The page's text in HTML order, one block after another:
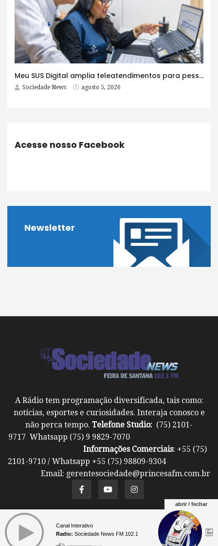
Meu SUS Digital amplia teleatendimentos para pessoas com problemas com jogos e apostas
Sociedade News agosto 5, 2026
Acesse nosso Facebook
Newsletter
A Rádio tem programação diversificada, tais como:
notícias, esportes e curiosidades. Interaja conosco e
não perca tempo. Telefone Studio: (75) 2101-
9717 Whatsapp (75) 9 9829-7070
Informações Comerciais: +55 (75)
2101-9710 / Whatsapp +55 (75) 98809-9304
Email: gerentesociedade@princesafm.com.br
Um site pertencente a Fundação Santo Antônio ©
Todos os direitos reservados.
abrir / fechar
Canal Interativo
Radio: Sociedade News FM 102.1